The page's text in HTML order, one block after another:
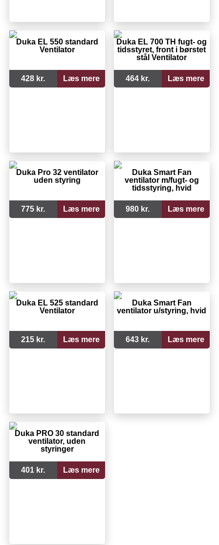
Duka EL 550 standard
Ventilator
428 kr. Læs mere
Duka EL 700 TH fugt- og
tidsstyret, front i børstet
stål Ventilator
464 kr. Læs mere
Duka Pro 32 ventilator
uden styring
775 kr. Læs mere
Duka Smart Fan
ventilator m/fugt- og
tidsstyring, hvid
980 kr. Læs mere
Duka EL 525 standard
Ventilator
215 kr. Læs mere
Duka Smart Fan
ventilator u/styring, hvid
643 kr. Læs mere
Duka PRO 30 standard
ventilator, uden
styringer
401 kr. Læs mere